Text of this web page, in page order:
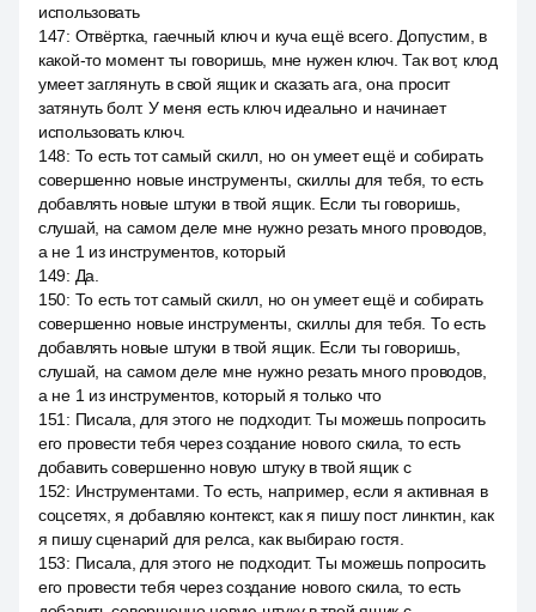
использовать
147: Отвёртка, гаечный ключ и куча ещё всего. Допустим, в
какой-то момент ты говоришь, мне нужен ключ. Так вот, клод
умеет заглянуть в свой ящик и сказать ага, она просит
затянуть болт. У меня есть ключ идеально и начинает
использовать ключ.
148: То есть тот самый скилл, но он умеет ещё и собирать
совершенно новые инструменты, скиллы для тебя, то есть
добавлять новые штуки в твой ящик. Если ты говоришь,
слушай, на самом деле мне нужно резать много проводов,
а не 1 из инструментов, который
149: Да.
150: То есть тот самый скилл, но он умеет ещё и собирать
совершенно новые инструменты, скиллы для тебя. То есть
добавлять новые штуки в твой ящик. Если ты говоришь,
слушай, на самом деле мне нужно резать много проводов,
а не 1 из инструментов, который я только что
151 : Писала, для этого не подходит. Ты можешь попросить
его провести тебя через создание нового скила, то есть
добавить совершенно новую штуку в твой ящик с
152: Инструментами. То есть, например, если я активная в
соцсетях, я добавляю контекст, как я пишу пост линктин, как
я пишу сценарий для релса, как выбираю гостя.
153: Писала, для этого не подходит. Ты можешь попросить
его провести тебя через создание нового скила, то есть